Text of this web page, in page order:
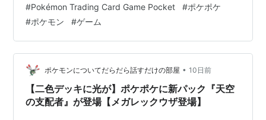
#Pokémon Trading Card Game Pocket #ポケポケ
#ポケモン #ゲーム
ポケモンについてだらだら話すだけの部屋 • 10日前
【二色デッキに光が】ポケポケに新パック『天空
の支配者』が登場【メガレックウザ登場】